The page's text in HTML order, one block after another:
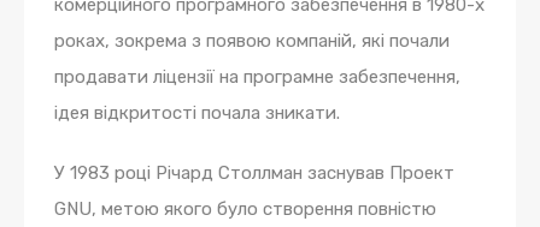
комерційного програмного забезпечення в 1980-х
роках, зокрема з появою компаній, які почали
продавати ліцензії на програмне забезпечення,
ідея відкритості почала зникати.
У 1983 році Річард Столлман заснував Проект
GNU, метою якого було створення повністю